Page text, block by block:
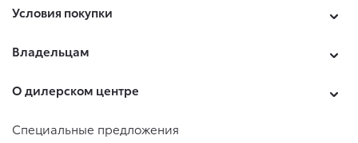
Условия покупки
Владельцам
О дилерском центре
Специальные предложения